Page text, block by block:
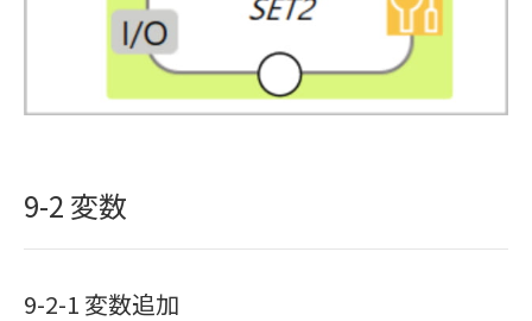
9-2 変数
9-2-1 変数追加